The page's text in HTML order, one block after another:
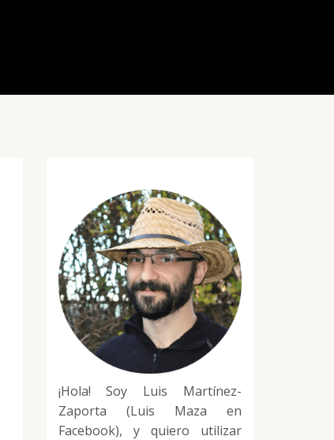
¡Hola! Soy Luis Martínez-
Zaporta (Luis Maza en
Facebook), y quiero utilizar